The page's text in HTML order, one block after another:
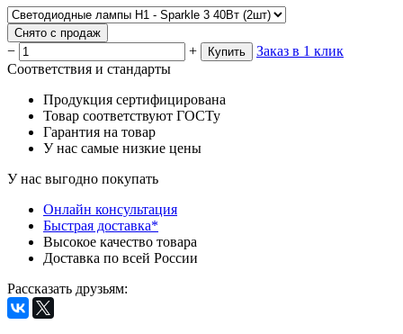
Снято с продаж
− + Купить
Заказ в 1 клик
Соответствия и стандарты
Продукция сертифицирована
Товар соответствуют ГОСТу
Гарантия на товар
У нас самые низкие цены
У нас выгодно покупать
Онлайн консультация
Быстрая доставка*
Высокое качество товара
Доставка по всей России
Рассказать друзьям: